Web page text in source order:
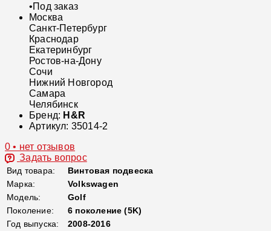
•Под заказ
Москва
Санкт-Петербург
Краснодар
Екатеринбург
Ростов-на-Дону
Сочи
Нижний Новгород
Самара
Челябинск
Бренд: H&R
Артикул: 35014-2
0 • нет отзывов
Задать вопрос
Вид товара:
Винтовая подвеска
Марка:
Volkswagen
Модель:
Golf
Поколение:
6 поколение (5K)
Год выпуска:
2008-2016